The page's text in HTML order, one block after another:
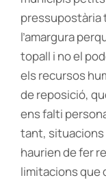
pressupostària
l’amargura
topall i no el
els recursos
de reposició,
ens falti
tant, situacions
haurien de fer
limitacions que